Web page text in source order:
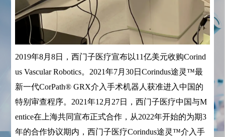
2019年8月8日，西门子医疗宣布以11亿美元收购Corind
us Vascular Robotics。2021年7月30日Corindus途灵™最
新一代CorPath® GRX介入手术机器人获准进入中国的
特别审查程序。2021年12月27日，西门子医疗中国与M
entice在上海共同宣布正式合作，从2022年开始的为期3
年的合作协议期内，西门子医疗Corindus途灵™介入手